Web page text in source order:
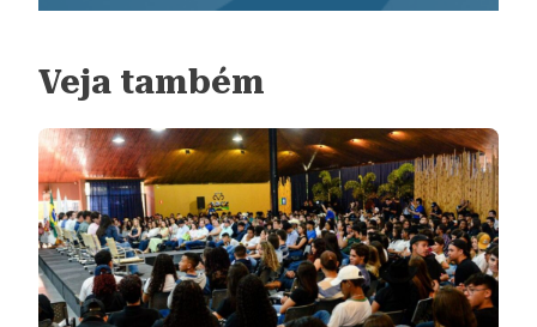
Veja também